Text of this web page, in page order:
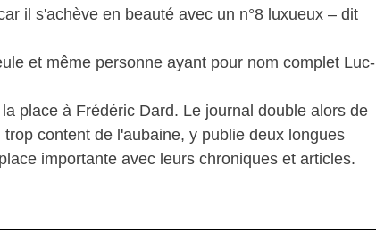
il s'achève en beauté avec un n°8 luxueux – dit
et même personne ayant pour nom complet Luc-
place à Frédéric Dard. Le journal double alors de
content de l'aubaine, y publie deux longues
importante avec leurs chroniques et articles.